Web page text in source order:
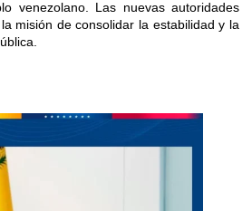
venezolano. Las nuevas autoridades
misión de consolidar la estabilidad y la